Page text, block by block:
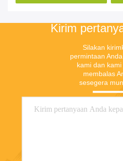
Kirim
Silakan
permintaan
kami dan kami
membalas
sesegera